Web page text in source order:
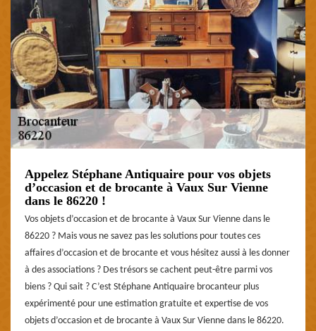
Appelez Stéphane Antiquaire pour vos objets
d’occasion et de brocante à Vaux Sur Vienne
dans le 86220 !
Vos objets d’occasion et de brocante à Vaux Sur Vienne dans le
86220 ? Mais vous ne savez pas les solutions pour toutes ces
affaires d’occasion et de brocante et vous hésitez aussi à les donner
à des associations ? Des trésors se cachent peut-être parmi vos
biens ? Qui sait ? C’est Stéphane Antiquaire brocanteur plus
expérimenté pour une estimation gratuite et expertise de vos
objets d’occasion et de brocante à Vaux Sur Vienne dans le 86220.